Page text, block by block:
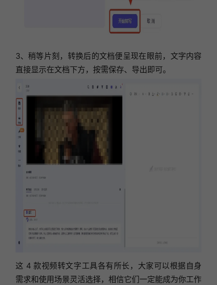
3、稍等片刻，转换后的文档便呈现在眼前，文字内容
直接显示在文档下方，按需保存、导出即可。
这 4 款视频转文字工具各有所长，大家可以根据自身
需求和使用场景灵活选择，相信它们一定能成为你工作